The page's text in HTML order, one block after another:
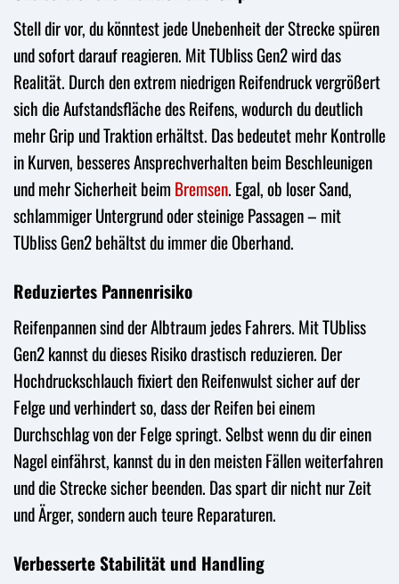
Stell dir vor, du könntest jede Unebenheit der Strecke spüren
und sofort darauf reagieren. Mit TUbliss Gen2 wird das
Realität. Durch den extrem niedrigen Reifendruck vergrößert
sich die Aufstandsfläche des Reifens, wodurch du deutlich
mehr Grip und Traktion erhältst. Das bedeutet mehr Kontrolle
in Kurven, besseres Ansprechverhalten beim Beschleunigen
und mehr Sicherheit beim Bremsen. Egal, ob loser Sand,
schlammiger Untergrund oder steinige Passagen – mit
TUbliss Gen2 behältst du immer die Oberhand.
Reduziertes Pannenrisiko
Reifenpannen sind der Albtraum jedes Fahrers. Mit TUbliss
Gen2 kannst du dieses Risiko drastisch reduzieren. Der
Hochdruckschlauch fixiert den Reifenwulst sicher auf der
Felge und verhindert so, dass der Reifen bei einem
Durchschlag von der Felge springt. Selbst wenn du dir einen
Nagel einfährst, kannst du in den meisten Fällen weiterfahren
und die Strecke sicher beenden. Das spart dir nicht nur Zeit
und Ärger, sondern auch teure Reparaturen.
Verbesserte Stabilität und Handling